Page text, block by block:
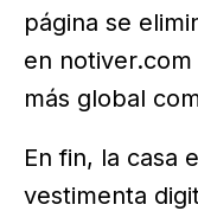
página se
en
más global
En fin, la casa
vestimenta